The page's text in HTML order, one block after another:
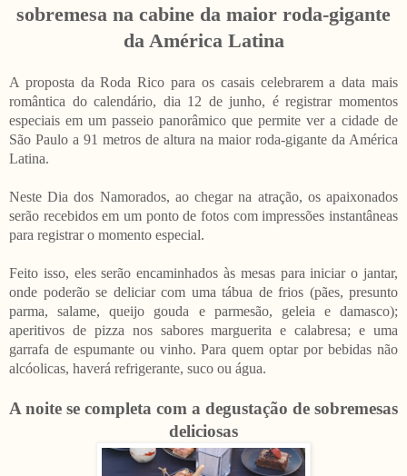
sobremesa na cabine da maior roda-gigante
da América Latina
A proposta da Roda Rico para os casais celebrarem a data mais
romântica do calendário, dia 12 de junho, é registrar momentos
especiais em um passeio panorâmico que permite ver a cidade de
São Paulo a 91 metros de altura na maior roda-gigante da América
Latina.
Neste Dia dos Namorados, ao chegar na atração, os apaixonados
serão recebidos em um ponto de fotos com impressões instantâneas
para registrar o momento especial.
Feito isso, eles serão encaminhados às mesas para iniciar o jantar,
onde poderão se deliciar com uma tábua de frios (pães, presunto
parma, salame, queijo gouda e parmesão, geleia e damasco);
aperitivos de pizza nos sabores marguerita e calabresa; e uma
garrafa de espumante ou vinho. Para quem optar por bebidas não
alcóolicas, haverá refrigerante, suco ou água.
A noite se completa com a degustação de sobremesas
deliciosas